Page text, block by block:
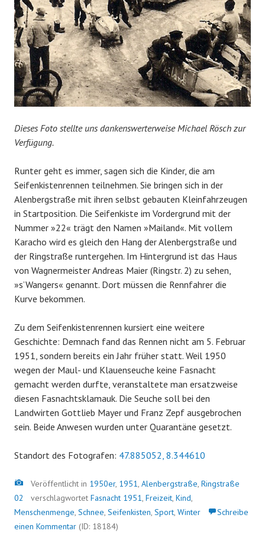
Dieses Foto stellte uns dankenswerterweise Michael Rösch zur
Verfügung.
Runter geht es immer, sagen sich die Kinder, die am
Seifenkistenrennen teilnehmen. Sie bringen sich in der
Alenbergstraße mit ihren selbst gebauten Kleinfahrzeugen
in Startposition. Die Seifenkiste im Vordergrund mit der
Nummer »22« trägt den Namen »Mailand«. Mit vollem
Karacho wird es gleich den Hang der Alenbergstraße und
der Ringstraße runtergehen. Im Hintergrund ist das Haus
von Wagnermeister Andreas Maier (Ringstr. 2) zu sehen,
»s’Wangers« genannt. Dort müssen die Rennfahrer die
Kurve bekommen.
Zu dem Seifenkistenrennen kursiert eine weitere
Geschichte: Demnach fand das Rennen nicht am 5. Februar
1951, sondern bereits ein Jahr früher statt. Weil 1950
wegen der Maul- und Klauenseuche keine Fasnacht
gemacht werden durfte, veranstaltete man ersatzweise
diesen Fasnachtsklamauk. Die Seuche soll bei den
Landwirten Gottlieb Mayer und Franz Zepf ausgebrochen
sein. Beide Anwesen wurden unter Quarantäne gesetzt.
Standort des Fotografen: 47.885052, 8.344610
Bild
Veröffentlicht in 1950er, 1951, Alenbergstraße, Ringstraße
02
verschlagwortet Fasnacht 1951, Freizeit, Kind,
Menschenmenge, Schnee, Seifenkisten, Sport, Winter
Schreibe
einen Kommentar (ID: 18184)